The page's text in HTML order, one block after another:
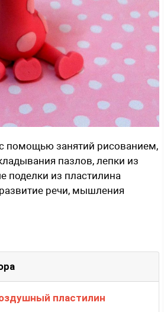
помощью занятий рисованием,
пазлов, лепки из
поделки из пластилина
речи, мышления
пластилин